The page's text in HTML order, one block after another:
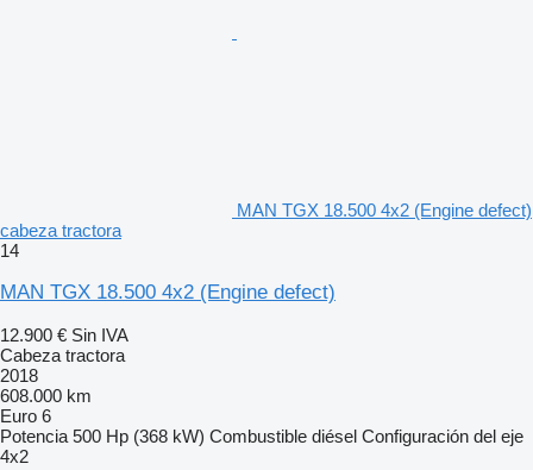
MAN TGX 18.500 4x2 (Engine defect)
cabeza tractora
14
MAN TGX 18.500 4x2 (Engine defect)
12.900 € Sin IVA
Cabeza tractora
2018
608.000 km
Euro 6
Potencia 500 Hp (368 kW) Combustible diésel Configuración del eje
4x2